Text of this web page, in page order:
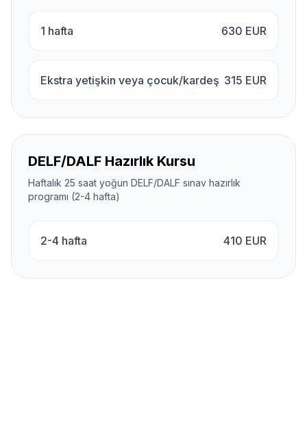
1 hafta 630 EUR
Ekstra yetişkin veya çocuk/kardeş 315 EUR
DELF/DALF Hazırlık Kursu
Haftalık 25 saat yoğun DELF/DALF sınav hazırlık
programı (2-4 hafta)
2-4 hafta 410 EUR